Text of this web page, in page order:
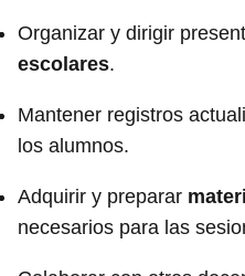
Organizar y dirigir
escolares.
Mantener registros
los alumnos.
Adquirir y preparar
necesarios para las